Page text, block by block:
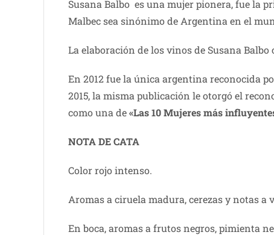
Susana Balbo es una mujer pionera, fue la
Malbec sea sinónimo de Argentina en el
La elaboración de los vinos de Susana
En 2012 fue la única argentina reconocida
2015, la misma publicación le otorgó el
como una de«Las 10 Mujeres más
NOTA DE CATA
Color rojo intenso.
Aromas a ciruela madura, cerezas y notas a
En boca, aromas a frutos negros, pimienta